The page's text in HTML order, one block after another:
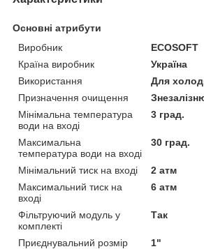
Основні атрибути
Виробник
ECOSOFT
Країна виробник
Україна
Використання
Для
Призначення очищення
Мінімальна температура
води на вході
3 град.
Максимальна
температура води на вході
30 град.
Мінімальний тиск на вході
2 атм
Максимальний тиск на
вході
6 атм
Фільтруючий модуль у
комплекті
Так
Приєднувальний розмір
1"